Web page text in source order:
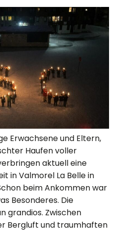
Erwachsene und Eltern,
Haufen voller
aktuell eine
in Valmorel La Belle in
beim Ankommen war
Besonderes. Die
grandios. Zwischen
Bergluft und traumhaften